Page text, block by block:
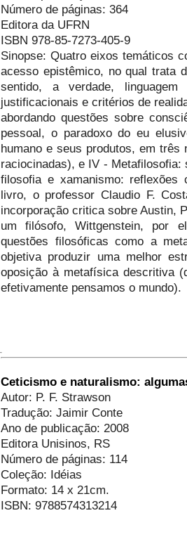
Número de páginas: 364
Editora da UFRN
ISBN 978-85-7273-405-9
Sinopse: Quatro eixos temáticos
acesso epistêmico, no qual trata
sentido, a verdade,
justificacionais e critérios de
abordando questões sobre
pessoal, o paradoxo do eu
humano e seus produtos, em
raciocinadas), e IV -
filosofia e xamanismo: reflexões
livro, o professor Claudio F.
incorporação critica sobre Austin,
um filósofo, Wittgenstein, por
questões filosóficas como a
objetiva produzir uma melhor
oposição à metafísica descritiva
efetivamente pensamos o mundo).
Ceticismo e naturalismo:
Autor: P. F. Strawson
Tradução: Jaimir Conte
Ano de publicação: 2008
Editora Unisinos, RS
Número de páginas: 114
Coleção: Idéias
Formato: 14 x 21cm.
ISBN: 9788574313214